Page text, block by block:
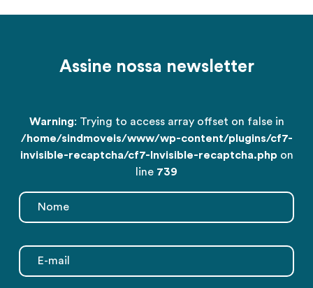
Assine nossa newsletter
Warning: Trying to access array offset on false in
/home/sindmoveis/www/wp-content/plugins/cf7-
invisible-recaptcha/cf7-Invisible-recaptcha.php on
line 739